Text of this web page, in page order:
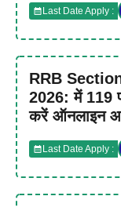
Last Date Apply :
RRB
2026: में 119
करें ऑनलाइन
Last Date Apply :